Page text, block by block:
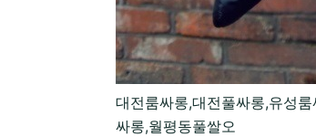
대전룸싸롱,대전풀싸롱,유성
싸롱,월평동풀쌀오